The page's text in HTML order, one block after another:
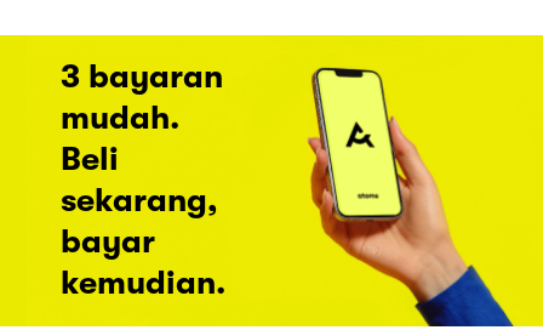
3 bayaran
mudah.
Beli
sekarang,
bayar
kemudian.